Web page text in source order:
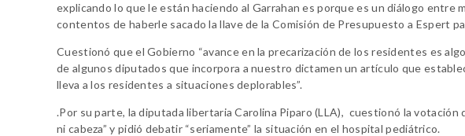
explicando lo que le están haciendo al Garrahan es porque es un diálogo entre
contentos de haberle sacado la llave de la Comisión de Presupuesto a Espert
Cuestionó que el Gobierno “avance en la precarización de los residentes es
de algunos diputados que incorpora a nuestro dictamen un artículo que
lleva a los residentes a situaciones deplorables”.
.Por su parte, la diputada libertaria Carolina Piparo (LLA), cuestionó la
ni cabeza” y pidió debatir “seriamente” la situación en el hospital pediátrico.